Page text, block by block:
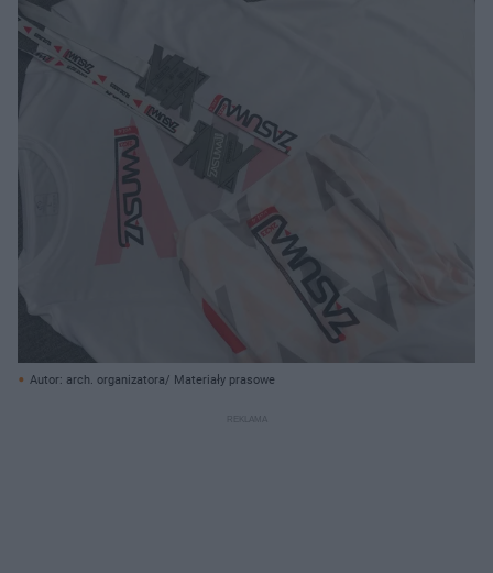
Autor: arch. organizatora/ Materiały prasowe